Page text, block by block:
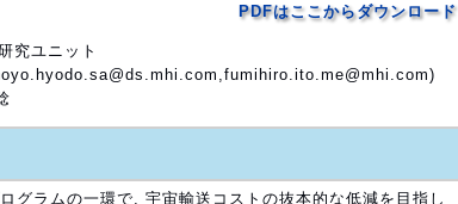
PDFはここからダウンロード
究ユニット
グラムの一環で, 宇宙輸送コストの抜本的な低減を目指し